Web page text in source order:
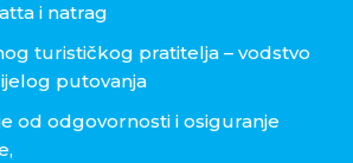
i natrag
turističkog pratitelja – vodstvo
putovanja
od odgovornosti i osiguranje